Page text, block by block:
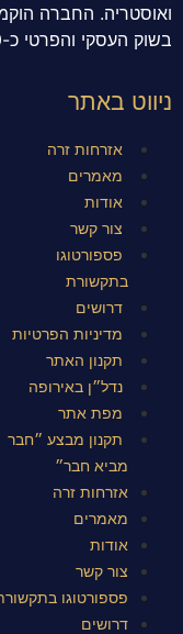
ואוסטריה. החברה
בשוק העסקי והפרטי כ-30 שנה
ניווט באתר
אזרחות זרה
מאמרים
אודות
צור קשר
פספורטוגו
בתקשורת
דרושים
מדיניות הפרטיות
תקנון האתר
נדל״ן באירופה
מפת אתר
תקנון מבצע ״חבר
מביא חבר״
אזרחות זרה
מאמרים
אודות
צור קשר
פספורטוגו
דרושים